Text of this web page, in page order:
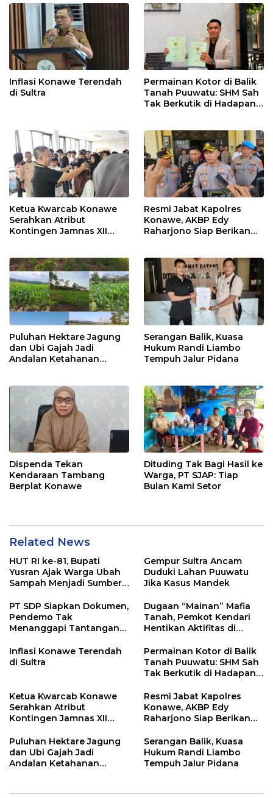
Inflasi Konawe Terendah
di Sultra
Permainan Kotor di Balik
Tanah Puuwatu: SHM Sah
Tak Berkutik di Hadapan
Ketua Kwarcab Konawe
Serahkan Atribut
Kontingen Jamnas XII
Resmi Jabat Kapolres
Konawe, AKBP Edy
Raharjono Siap Berikan
Puluhan Hektare Jagung
dan Ubi Gajah Jadi
Andalan Ketahanan
Serangan Balik, Kuasa
Hukum Randi Liambo
Tempuh Jalur Pidana
Dispenda Tekan
Kendaraan Tambang
Berplat Konawe
Dituding Tak Bagi Hasil ke
Warga, PT SJAP: Tiap
Bulan Kami Setor
Related News
HUT RI ke-81, Bupati
Yusran Ajak Warga Ubah
Sampah Menjadi Sumber
Gempur Sultra Ancam
Duduki Lahan Puuwatu
Jika Kasus Mandek
PT SDP Siapkan Dokumen,
Pendemo Tak
Menanggapi Tantangan
Dugaan “Mainan” Mafia
Tanah, Pemkot Kendari
Hentikan Aktifitas di
Inflasi Konawe Terendah
di Sultra
Permainan Kotor di Balik
Tanah Puuwatu: SHM Sah
Tak Berkutik di Hadapan
Ketua Kwarcab Konawe
Serahkan Atribut
Kontingen Jamnas XII
Resmi Jabat Kapolres
Konawe, AKBP Edy
Raharjono Siap Berikan
Puluhan Hektare Jagung
dan Ubi Gajah Jadi
Andalan Ketahanan
Serangan Balik, Kuasa
Hukum Randi Liambo
Tempuh Jalur Pidana